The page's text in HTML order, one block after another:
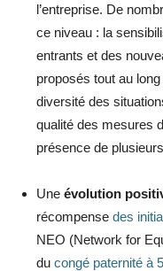
l’entreprise. De
ce niveau : la
entrants et des
proposés tout au
diversité des
qualité des mesures
présence de
Une évolution
récompense des
NEO (Network for
du congé paternité à